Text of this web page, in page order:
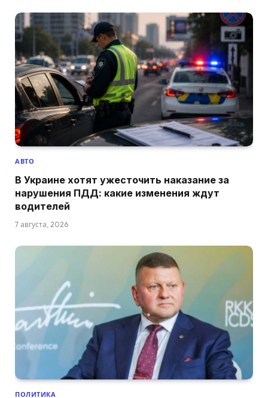
АВТО
В Украине хотят ужесточить наказание за
нарушения ПДД: какие изменения ждут
водителей
7 августа, 2026
ПОЛИТИКА